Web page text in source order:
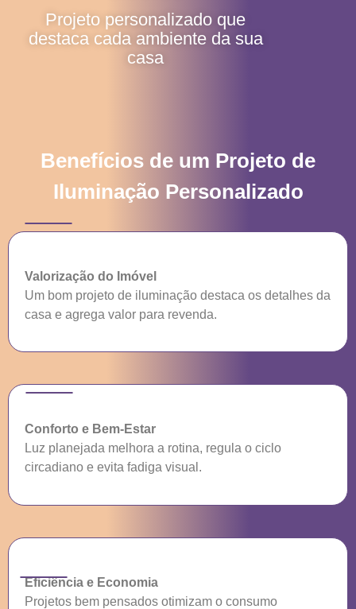
Projeto personalizado que
destaca cada ambiente da sua
casa
Benefícios de um Projeto de
Iluminação Personalizado
Valorização do Imóvel
Um bom projeto de iluminação destaca os detalhes da
casa e agrega valor para revenda.
Conforto e Bem-Estar
Luz planejada melhora a rotina, regula o ciclo
circadiano e evita fadiga visual.
Eficiência e Economia
Projetos bem pensados otimizam o consumo